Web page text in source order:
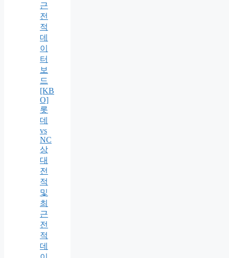
근
전
적
데
이
터
보
드
[KB
O]
롯
데
vs
NC
상
대
전
적
및
최
근
전
적
데